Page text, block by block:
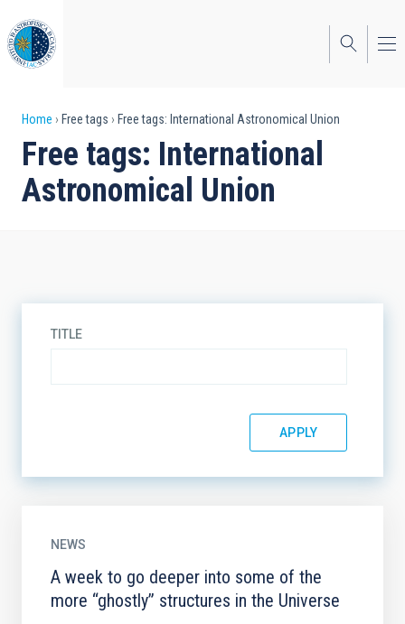
to
main
content
Breadcrumb
Home Free tags Free tags: International Astronomical Union
Free tags: International
Astronomical Union
TITLE
NEWS
A week to go deeper into some of the
more “ghostly” structures in the Universe